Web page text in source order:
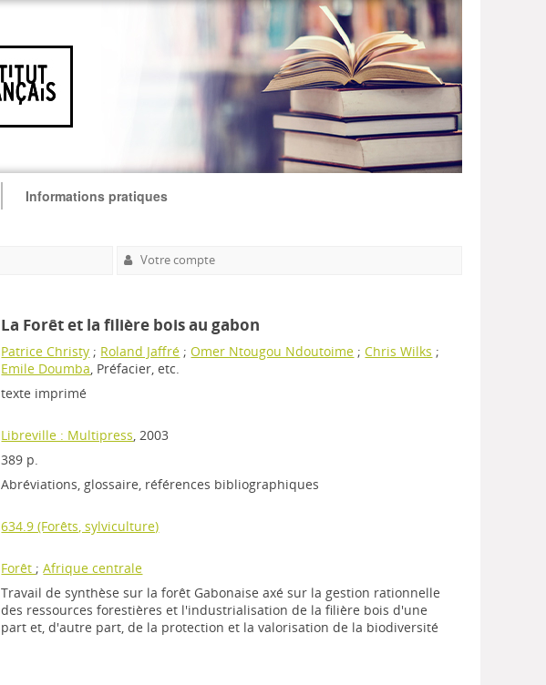
Informations pratiques
Votre compte
La Forêt et la filière bois au gabon
Patrice Christy ; Roland Jaffré ;Omer Ntougou Ndoutoime ;Chris Wilks ;
Emile Doumba, Préfacier, etc.
texte imprimé
Libreville : Multipress, 2003
389 p.
Abréviations, glossaire, références bibliographiques
634.9 (Forêts, sylviculture)
Forêt ;Afrique centrale
Travail de synthèse sur la forêt Gabonaise axé sur la gestion rationnelle
des ressources forestières et l'industrialisation de la filière bois d'une
part et, d'autre part, de la protection et la valorisation de la biodiversité